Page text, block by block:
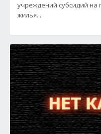
учреждений субсидий на
жилья...